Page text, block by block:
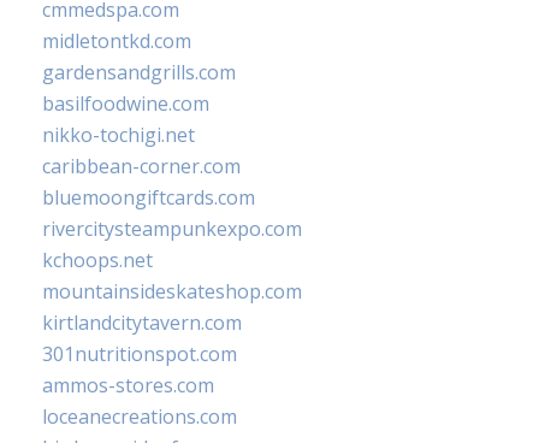
cmmedspa.com
midletontkd.com
gardensandgrills.com
basilfoodwine.com
nikko-tochigi.net
caribbean-corner.com
bluemoongiftcards.com
rivercitysteampunkexpo.com
kchoops.net
mountainsideskateshop.com
kirtlandcitytavern.com
301nutritionspot.com
ammos-stores.com
loceanecreations.com